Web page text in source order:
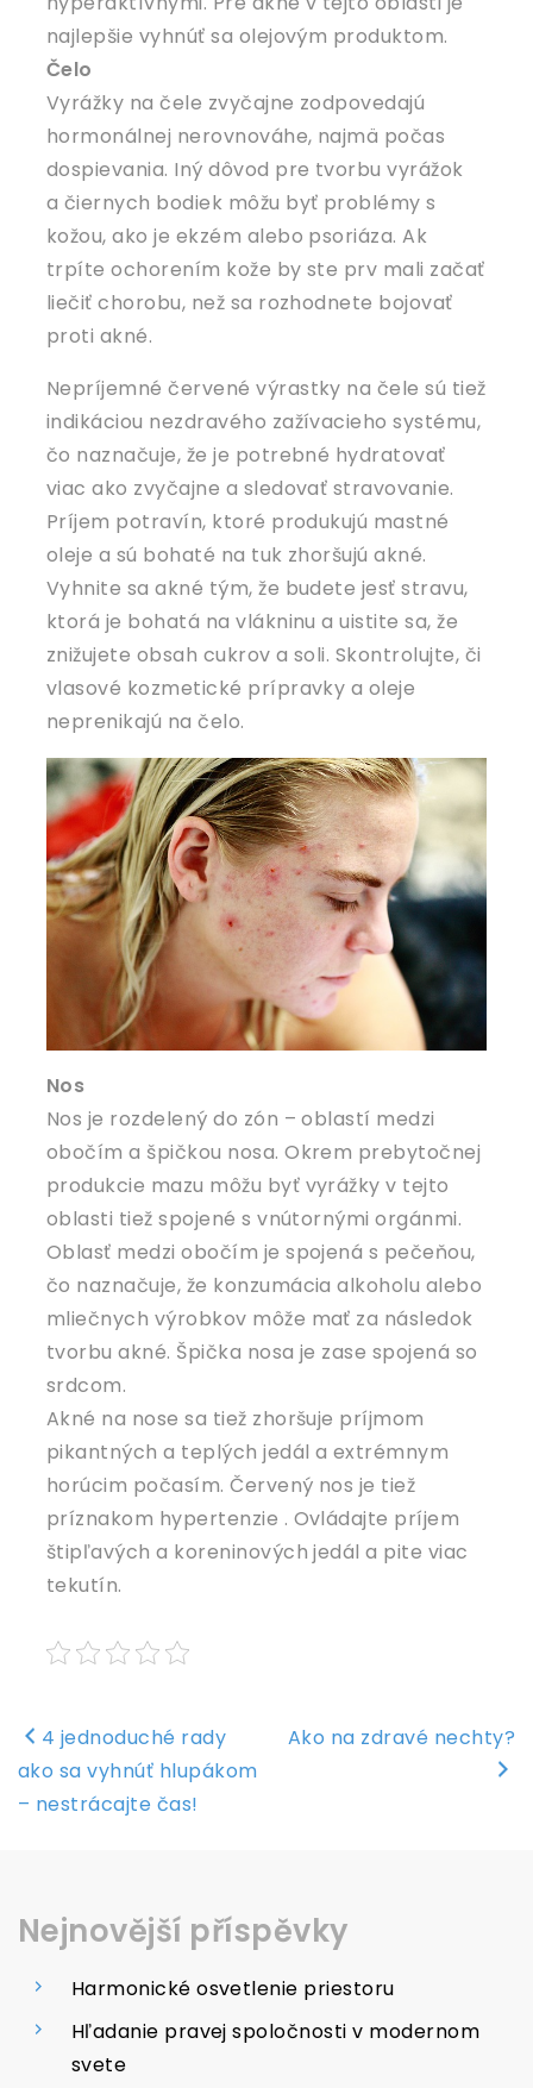
najlepšie vyhnúť sa olejovým produktom.
Čelo
Vyrážky na čele zvyčajne zodpovedajú
hormonálnej nerovnováhe, najmä počas
dospievania. Iný dôvod pre tvorbu vyrážok
a čiernych bodiek môžu byť problémy s
kožou, ako je ekzém alebo psoriáza. Ak
trpíte ochorením kože by ste prv mali začať
liečiť chorobu, než sa rozhodnete bojovať
proti akné.
Nepríjemné červené výrastky na čele sú tiež
indikáciou nezdravého zažívacieho systému,
čo naznačuje, že je potrebné hydratovať
viac ako zvyčajne a sledovať stravovanie.
Príjem potravín, ktoré produkujú mastné
oleje a sú bohaté na tuk zhoršujú akné.
Vyhnite sa akné tým, že budete jesť stravu,
ktorá je bohatá na vlákninu a uistite sa, že
znižujete obsah cukrov a soli. Skontrolujte, či
vlasové kozmetické prípravky a oleje
neprenikajú na čelo.
Nos
Nos je rozdelený do zón – oblastí medzi
obočím a špičkou nosa. Okrem prebytočnej
produkcie mazu môžu byť vyrážky v tejto
oblasti tiež spojené s vnútornými orgánmi.
Oblasť medzi obočím je spojená s pečeňou,
čo naznačuje, že konzumácia alkoholu alebo
mliečnych výrobkov môže mať za následok
tvorbu akné. Špička nosa je zase spojená so
srdcom.
Akné na nose sa tiež zhoršuje príjmom
pikantných a teplých jedál a extrémnym
horúcim počasím. Červený nos je tiež
príznakom hypertenzie . Ovládajte príjem
štipľavých a koreninových jedál a pite viac
tekutín.
Navigace
pro
příspěvek
4 jednoduché rady
ako sa vyhnúť hlupákom
– nestrácajte čas!
Ako na zdravé nechty?
Nejnovější příspěvky
Harmonické osvetlenie priestoru
Hľadanie pravej spoločnosti v modernom
svete